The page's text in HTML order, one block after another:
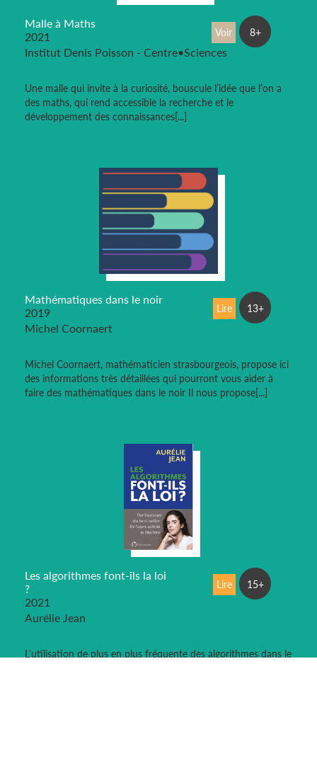
Malle à Maths
2021
Institut Denis Poisson - Centre•Sciences
Une malle qui invite à la curiosité, bouscule l’idée que l’on a
des maths, qui rend accessible la recherche et le
développement des connaissances[...]
Voir 8+
Mathématiques dans le noir
2019
Michel Coornaert
Michel Coornaert, mathématicien strasbourgeois, propose ici
des informations très détaillées qui pourront vous aider à
faire des mathématiques dans le noir Il nous propose[...]
Lire 13+
Les algorithmes font-ils la loi
?
2021
Aurélie Jean
L'utilisation de plus en plus fréquente des algorithmes dans le
Lire 15+